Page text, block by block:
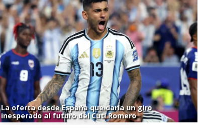
La oferta desde España que daría un giro
inesperado al futuro del Cuti Romero